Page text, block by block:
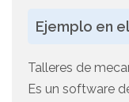
Ejemplo en
Talleres de
Es un software